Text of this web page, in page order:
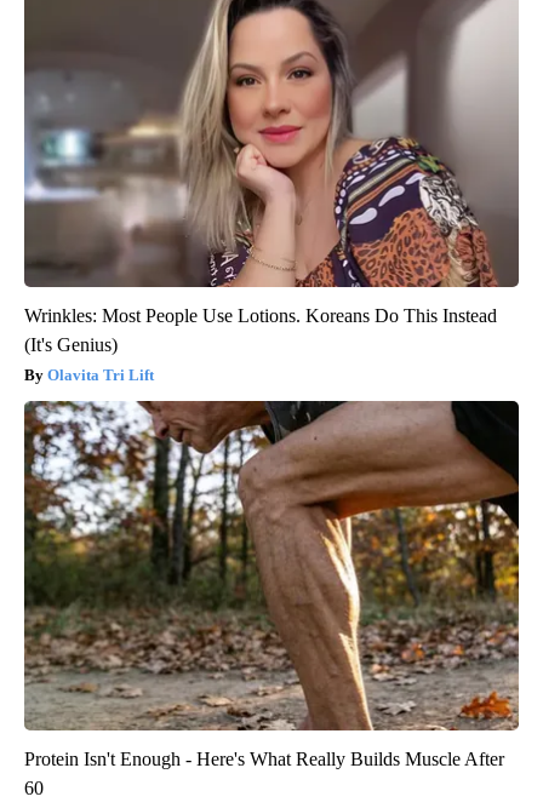
Wrinkles: Most People Use Lotions. Koreans Do This Instead
(It's Genius)
Olavita Tri Lift
Protein Isn't Enough - Here's What Really Builds Muscle After
60